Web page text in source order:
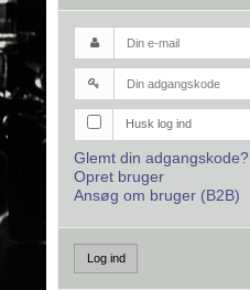
Husk log ind
Glemt din adgangskode?
Opret bruger
Ansøg om bruger (B2B)
Log ind